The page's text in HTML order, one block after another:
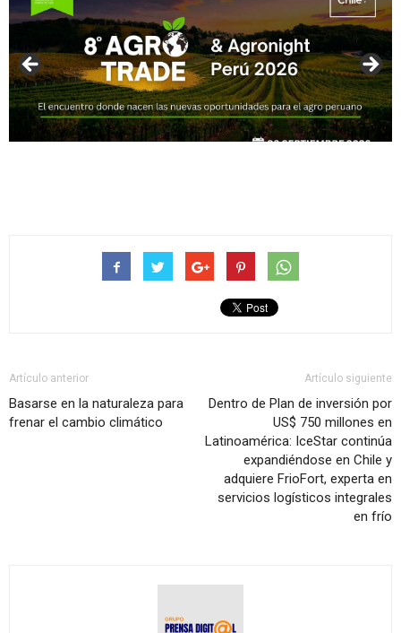
Artículo anterior
Basarse en la naturaleza para
frenar el cambio climático
Artículo siguiente
Dentro de Plan de inversión por
US$ 750 millones en
Latinoamérica: IceStar continúa
expandiéndose en Chile y
adquiere FrioFort, experta en
servicios logísticos integrales
en frío